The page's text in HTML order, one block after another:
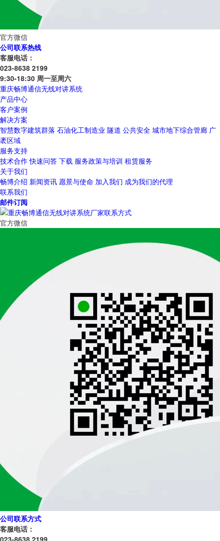
官方微信
公司联系热线
客服电话：
023-8638 2199
9:30-18:30 周一至周六
重庆畅博通信无线对讲系统
产品中心
客户案例
解决方案
智慧数字建筑群落 石油化工制造业 隧道 公共安全 城市地下综合管廊 广
袤区域
服务支持
技术合作 快速问答 下载 服务政策与培训 租赁服务
关于我们
畅博介绍 新闻资讯 愿景与使命 加入我们 成为我们的代理
联系我们
邮件订阅
官方微信
公司联系方式
客服电话：
023-8638 2199